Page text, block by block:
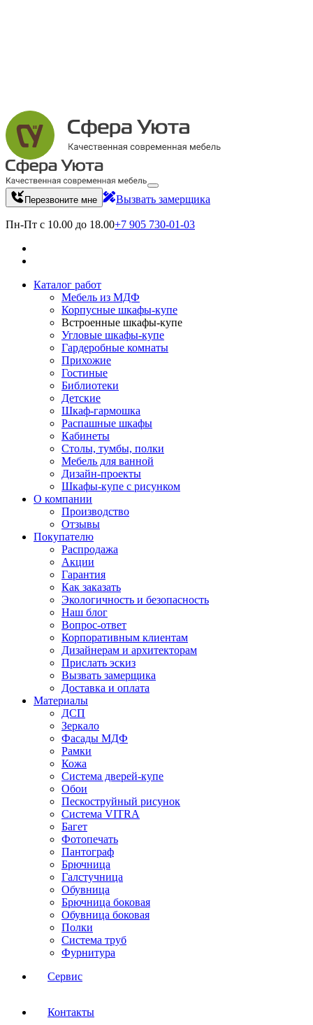
Перезвоните мне Вызвать замерщика
Пн-Пт с 10.00 до 18.00+7 905 730-01-03
Каталог работ
Мебель из МДФ
Корпусные шкафы-купе
Встроенные шкафы-купе
Угловые шкафы-купе
Гардеробные комнаты
Прихожие
Гостиные
Библиотеки
Детские
Шкаф-гармошка
Распашные шкафы
Кабинеты
Столы, тумбы, полки
Мебель для ванной
Дизайн-проекты
Шкафы-купе с рисунком
О компании
Производство
Отзывы
Покупателю
Распродажа
Акции
Гарантия
Как заказать
Экологичность и безопасность
Наш блог
Вопрос-ответ
Корпоративным клиентам
Дизайнерам и архитекторам
Прислать эскиз
Вызвать замерщика
Доставка и оплата
Материалы
ДСП
Зеркало
Фасады МДФ
Рамки
Кожа
Система дверей-купе
Обои
Пескоструйный рисунок
Система VITRA
Багет
Фотопечать
Пантограф
Брючница
Галстучница
Обувница
Брючница боковая
Обувница боковая
Полки
Система труб
Фурнитура
Сервис
Контакты